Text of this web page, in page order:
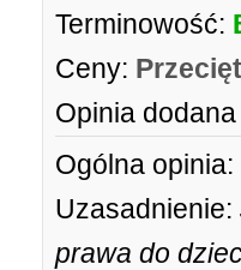
Terminowość:
Ceny:
Opinia
Ogólna opinia:
Uzasadnienie:
prawa do